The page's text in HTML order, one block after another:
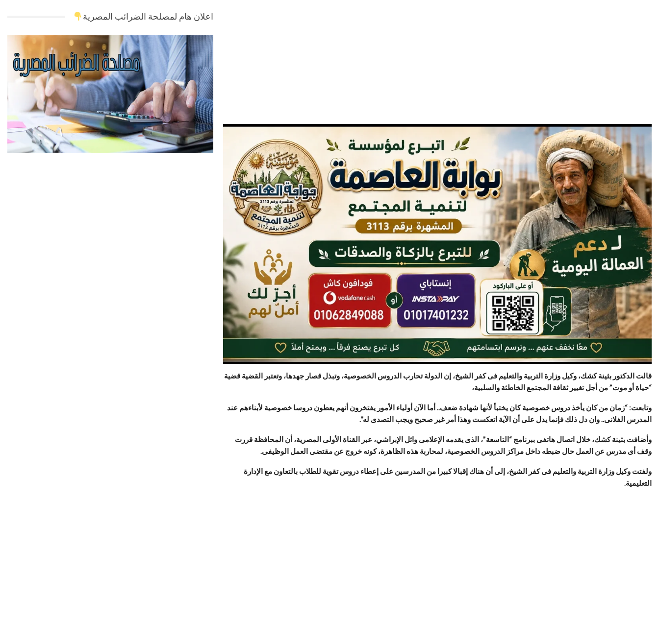
قالت الدكتور بثينة كشك، وكيل وزارة التربية والتعليم فى كفر الشيخ، إن الدولة تحارب الدروس الخصوصية، وتبذل قصار جهدها، وتعتبر القضية قضية
“حياة أو موت” من أجل تغيير ثقافة المجتمع الخاطئة والسلبية،
وتابعت: “زمان من كان يأخذ دروس خصوصية كان يختبأ لأنها شهادة ضعف.. أما الآن أولياء الأمور يفتخرون أنهم يعطون دروسا خصوصية لأبناءهم عند
المدرس الفلانى.. وان دل ذلك فإنما يدل على أن الآية اتعكست وهذا أمر غير صحيح ويجب التصدى له”.
وأضافت بثينة كشك، خلال اتصال هاتفى ببرنامج “التاسعة”، الذى يقدمه الإعلامى وائل الإبراشي، عبر القناة الأولى المصرية، أن المحافظة قررت
وقف أى مدرس عن العمل حال ضبطه داخل مراكز الدروس الخصوصية، لمحاربة هذه الظاهرة، كونه خروج عن مقتضى العمل الوظيفى.
ولفتت وكيل وزارة التربية والتعليم فى كفر الشيخ، إلى أن هناك إقبالا كبيرا من المدرسين على إعطاء دروس تقوية للطلاب بالتعاون مع الإدارة
التعليمية.
اعلان هام لمصلحة الضرائب المصرية